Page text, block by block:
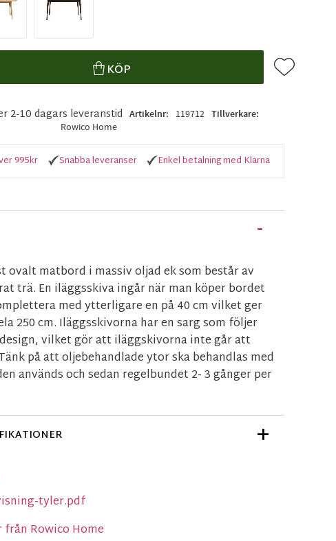
KÖP Lägg till i
2-10 dagars leveranstid Artikelnr 119712 Tillverkare
Rowico Home
995kr Snabba leveranser Enkel betalning med Klarna
matbord i massiv oljad ek som består av
trä. En iläggsskiva ingår när man köper bordet
med ytterligare en på 40 cm vilket ger
250 cm. Iläggsskivorna har en sarg som följer
vilket gör att iläggskivorna inte går att
på att oljebehandlade ytor ska behandlas med
används och sedan regelbundet 2- 3 gånger per
tyler.pdf
Rowico Home